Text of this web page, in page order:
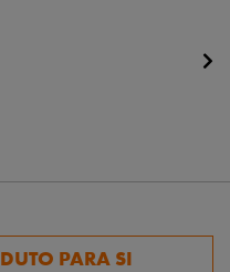
PARA SI